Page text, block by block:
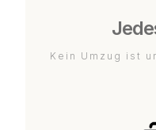
Kein Umzug ist